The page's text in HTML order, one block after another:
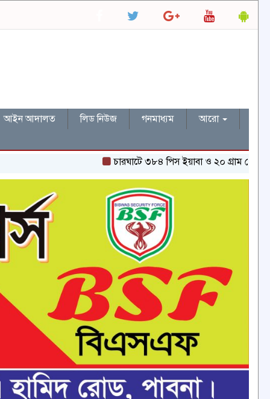
আইন আদালত লিড নিউজ গনমাধ্যম
আরো
চারঘাটে ৩৮৪ পিস ইয়াবা ও ২০ গ্রাম হেরোইনসহ একজন